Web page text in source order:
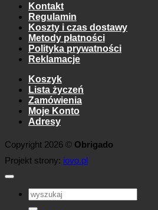
Kontakt
Regulamin
Koszty i czas dostawy
Metody płatności
Polityka prywatności
Reklamacje
Koszyk
Lista życzeń
Zamówienia
Moje Konto
Adresy
Copyright 2026 © Obrigado
Projekt strony: iovo.pl
Szukaj: